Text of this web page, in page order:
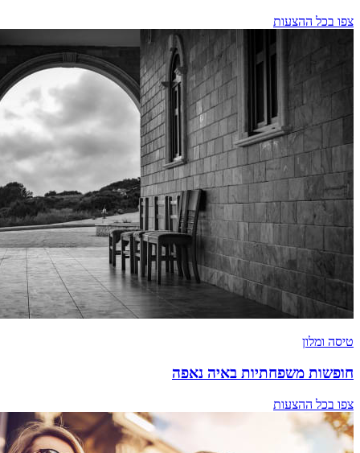
צפו בכל ההצעות
טיסה ומלון
חופשות משפחתיות באיה נאפה
צפו בכל ההצעות